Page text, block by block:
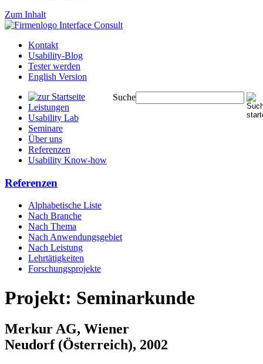
Zum Inhalt
Kontakt
Usability-Blog
Tester werden
English Version
Suche
Leistungen
Usability Lab
Seminare
Über uns
Referenzen
Usability Know-how
Referenzen
Alphabetische Liste
Nach Branche
Nach Thema
Nach Anwendungsgebiet
Nach Leistung
Lehrtätigkeiten
Forschungsprojekte
Projekt: Seminarkunde
Merkur AG, Wiener
Neudorf (Österreich), 2002